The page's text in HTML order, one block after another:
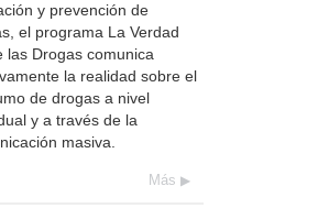
y prevención de
el programa La Verdad
las Drogas comunica
la realidad sobre el
de drogas a nivel
y a través de la
masiva.
Más